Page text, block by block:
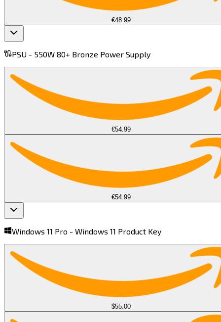
€48.99
PSU - 550W 80+ Bronze Power Supply​​​​‌ ‍ ​‍​‍‌‍ ‌ ​‍‌‍‍‌‌‍‌ ‌‍‍‌‌‍ ‍​‍​‍​ ‍‍​‍​‍‌ ​ ‌‍​‌‌‍ ‍‌‍‍‌‌ ‌​‌ ‍‌​‍ ‍‌‍‍‌‌‍ ​‍​‍​‍ ​​‍​‍‌‍‍​‌ ​‍‌‍‌‌‌‍‌‍​‍​‍​ ‍‍​‍​‍​‍ ‌‍​‌‌‍‌​‌‍ ‌‌‍‍‌‌‍ ‍​‍ ‌‍‍‌‌‍ ‍‌ ‌​‌‍‌‌‌‍ ‍‌ ‌​​‍ ‌‍‌‌‌‍‌​‌‍‍‌‌ ‌​​‍ ‌‍ ‌‌‍ ‌‍‌​‌‍‌‌​ ‌‌ ​​‌ ​‍‌‍‌‌‌ ​ ‌‍‌‌‌‍ ‍‌ ‌​‌‍​‌‌ ‌​‌‍‍‌‌‍ ‌‍ ‍​ ‍ ‌‍‍‌‌‍‌​​ ‌​ ​‌​ ​​‌‍​ ​ ​​‌‍‌‌​ ‌‍​ ‍‌​ ​​​‍ ‌‌‍​‌‌‍​ ​ ‌ ‌‍​‍​‍ ‌​ ‌​​ ​​​ ​‍​ ‍‌​‍ ‌​ ‍‌​ ‌​​ ​ ​ ‌​​‍ ‌‌‍‌‌‌‍​‍​ ‌‌​ ​‌‌‍​ ‌‍‌​​ ‍‌‌‍​ ​ ‌‍​ ‍‌​ ‍​​ ‍‌​ ‍ ‌ ‌​‌ ‍‌‌ ​​‌‍‌‌​ ‌‌‌​​‌‌​ ‌‌‌‌​ ‍ ‌ ​​‌‍​‌‌ ‌​‌‍‍​​ ‌‌‍ ‍‌‍​‌‌‍ ‌‌‍‌‌​ ‌‍​‍‌‍​‌‌ ​ ‌‍‌‌‌‌‌‌‌ ​‍‌‍ ​​ ‌​‍‌‌​ ​‍‌​‌‍‌‍​‌‌‍‌​‌‍ ‌‌‍‍‌‌‍ ‍​‍‌‍‌‍‍‌‌‍‌​​ ‌​ ​‌​ ​​‌‍​ ​ ​​‌‍‌‌​ ‌‍​ ‍‌​ ​​​‍ ‌‌‍​‌‌‍​ ​ ‌ ‌‍​‍​‍ ‌​ ‌​​ ​​​ ​‍​ ‍‌​‍ ‌​ ‍‌​ ‌​​ ​ ​ ‌​​‍ ‌‌‍‌‌‌‍​‍​ ‌‌​ ​‌‌‍​ ‌‍‌​​ ‍‌‌‍​ ​ ‌‍​ ‍‌​ ‍​​ ‍‌​‍‌‍‌ ‌​‌ ‍‌‌ ​​‌‍‌‌​ ‌‌‌​​‌‌​ ‌‌‌‌​‍‌‍‌ ​​‌‍​‌‌ ‌​‌‍‍​​ ‌‌‍ ‍‌‍​‌‌‍ ‌‌‍‌‌​‍‌‍‌ ​​‌‍‌‌‌ ​‍‌ ​ ‌ ​​‌‍‌‌‌‍​ ‌ ‌​‌‍‍‌‌ ‌‍‌‍‌‌​ ‌‌ ​​‌ ‌‌‌‍​‍‌‍ ​‌‍‍‌‌ ​ ‌‍‍​‌‍‌‌‌‍‌​​‍​‍‌ ‌
€54.99
€54.99
Windows 11 Pro - Windows 11 Product Key​​​​‌ ‍ ​‍​‍‌‍ ‌ ​‍‌‍‍‌‌‍‌ ‌‍‍‌‌‍ ‍​‍​‍​ ‍‍​‍​‍‌ ​ ‌‍​‌‌‍ ‍‌‍‍‌‌ ‌​‌ ‍‌​‍ ‍‌‍‍‌‌‍ ​‍​‍​‍ ​​‍​‍‌‍‍​‌ ​‍‌‍‌‌‌‍‌‍​‍​‍​ ‍‍​‍​‍​‍ ‌‍​‌‌‍‌​‌‍ ‌‌‍‍‌‌‍ ‍​‍ ‌‍‍‌‌‍ ‍‌ ‌​‌‍‌‌‌‍ ‍‌ ‌​​‍ ‌‍‌‌‌‍‌​‌‍‍‌‌ ‌​​‍ ‌‍ ‌‌‍ ‌‍‌​‌‍‌‌​ ‌‌ ​​‌ ​‍‌‍‌‌‌ ​ ‌‍‌‌‌‍ ‍‌ ‌​‌‍​‌‌ ‌​‌‍‍‌‌‍ ‌‍ ‍​ ‍ ‌‍‍‌‌‍‌​​ ‌​ ​​​ ‌‍​ ‌‍​ ‍‌​ ​​​ ‌ ‌‍‌‍‌‍​ ​‍ ‌​ ‍‌‌‍‌‍​ ‌‍​ ‌‍​‍ ‌​ ‌​​ ​​‌‍‌‍​ ‍‌​‍ ‌‌‍​‌​ ​ ​ ​ ‌‍‌‍​‍ ‌‌‍‌‍​ ‌‌​ ​‌​ ​‍‌‍‌‌​ ​‍​ ‌‌‌‍‌‍‌‍​‌‌‍​ ‌‍‌‌​ ‍‌​ ‍ ‌ ‌​‌ ‍‌‌ ​​‌‍‌‌​ ‌‌‍ ‌ ‌​‌‍‍​‌‍‌‌‌ ​‍​ ‍ ‌ ​​‌‍​‌‌ ‌​‌‍‍​​ ‌‌‍ ‍‌‍​‌‌‍ ‌‌‍‌‌​ ‌‍​‍‌‍​‌‌ ​ ‌‍‌‌‌‌‌‌‌ ​‍‌‍ ​​ ‌​‍‌‌​ ​‍‌​‌‍‌‍​‌‌‍‌​‌‍ ‌‌‍‍‌‌‍ ‍​‍‌‍‌‍‍‌‌‍‌​​ ‌​ ​​​ ‌‍​ ‌‍​ ‍‌​ ​​​ ‌ ‌‍‌‍‌‍​ ​‍ ‌​ ‍‌‌‍‌‍​ ‌‍​ ‌‍​‍ ‌​ ‌​​ ​​‌‍‌‍​ ‍‌​‍ ‌‌‍​‌​ ​ ​ ​ ‌‍‌‍​‍ ‌‌‍‌‍​ ‌‌​ ​‌​ ​‍‌‍‌‌​ ​‍​ ‌‌‌‍‌‍‌‍​‌‌‍​ ‌‍‌‌​ ‍‌​‍‌‍‌ ‌​‌ ‍‌‌ ​​‌‍‌‌​ ‌‌‍ ‌ ‌​‌‍‍​‌‍‌‌‌ ​‍​‍‌‍‌ ​​‌‍​‌‌ ‌​‌‍‍​​ ‌‌‍ ‍‌‍​‌‌‍ ‌‌‍‌‌​‍‌‍‌ ​​‌‍‌‌‌ ​‍‌ ​ ‌ ​​‌‍‌‌‌‍​ ‌ ‌​‌‍‍‌‌ ‌‍‌‍‌‌​ ‌‌ ​​‌ ‌‌‌‍​‍‌‍ ​‌‍‍‌‌ ​ ‌‍‍​‌‍‌‌‌‍‌​​‍​‍‌ ‌
$55.00